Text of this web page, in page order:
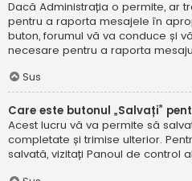
Dacă Administrația o permite, ar
pentru a raporta mesajele în
buton, forumul vă va conduce și
necesare pentru a raporta
Sus
Care este butonul „Salvați”
Acest lucru vă va permite să
completate și trimise ulterior.
salvată, vizitați Panoul de control